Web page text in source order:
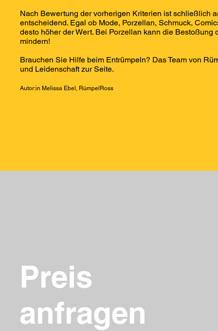
Nach Bewertung der vorherigen Kriterien ist schließlich
entscheidend. Egal ob Mode, Porzellan, Schmuck,
desto höher der Wert. Bei Porzellan kann die Bestoßung
mindern!
Brauchen Sie Hilfe beim Entrümpeln? Das Team von
und Leidenschaft zur Seite.
Autor:in Melissa Ebel, RümpelRoss
Preis
anfragen